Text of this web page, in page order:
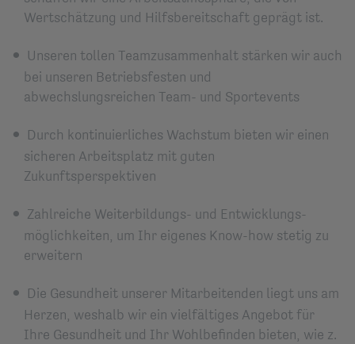
Wertschätzung und Hilfsbereitschaft geprägt ist.
Unseren tollen Teamzusammenhalt stärken wir auch
bei unseren Betriebsfesten und
abwechslungsreichen Team- und Sportevents
Durch kontinuierliches Wachstum bieten wir einen
sicheren Arbeitsplatz mit guten
Zukunftsperspektiven
Zahlreiche Weiterbildungs- und Entwicklungs­
möglichkeiten, um Ihr eigenes Know-how stetig zu
erweitern
Die Gesundheit unserer Mitarbeitenden liegt uns am
Herzen, weshalb wir ein vielfältiges Angebot für
Ihre Gesundheit und Ihr Wohlbefinden bieten, wie z.